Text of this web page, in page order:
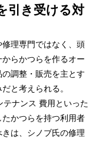
引き受ける対
理専門ではなく、頭
らかつらを作るオー
調整・販売を主とす
と考えられる。
ナンス 費用といった
かつらを持つ利用者
は、シノブ氏の修理